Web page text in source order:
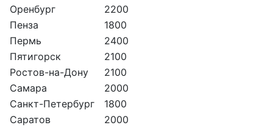
Оренбург
2200
Пенза
1800
Пермь
2400
Пятигорск
2100
Ростов-на-Дону
2100
Самара
2000
Санкт-Петербург
1800
Саратов
2000